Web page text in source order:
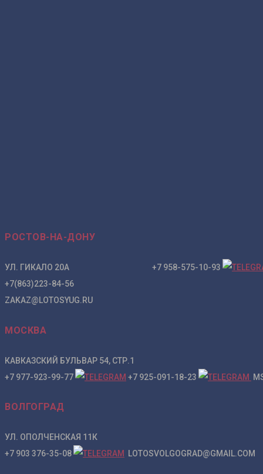
РОСТОВ-НА-ДОНУ
УЛ. ГИКАЛО 20А +7 958-575-10-93
+7(863)223-84-56
ZAKAZ@LOTOSYUG.RU
МОСКВА
КАВКАЗСКИЙ БУЛЬВАР 54, СТР.1
+7 977-923-99-77
+7 925-091-18-23
ВОЛГОГРАД
УЛ. ОПОЛЧЕНСКАЯ 11К
+7 903 376-35-08
LOTOSVOLGOGRAD@GMAIL.COM